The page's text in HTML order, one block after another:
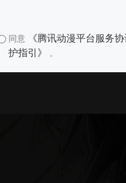
同意 《腾讯动漫平台服务协
护指引》
。